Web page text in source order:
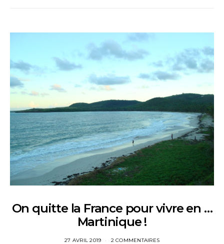
On quitte la France pour vivre en …
Martinique !
27 AVRIL 2019 2 COMMENTAIRES